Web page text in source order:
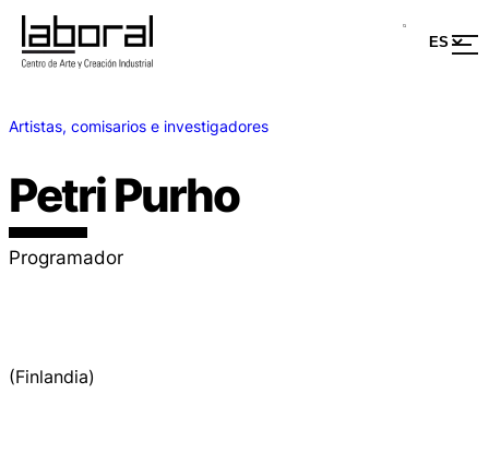
Artistas, comisarios e investigadores
Petri Purho
Programador
(Finlandia)